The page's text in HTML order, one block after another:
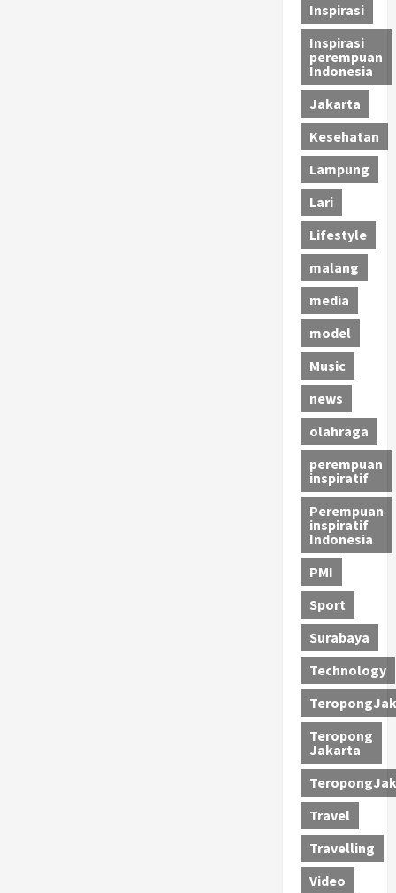
Inspirasi
Inspirasi
perempuan
Indonesia
Jakarta
Kesehatan
Lampung
Lari
Lifestyle
malang
media
model
Music
news
olahraga
perempuan
inspiratif
Perempuan
inspiratif
Indonesia
PMI
Sport
Surabaya
Technology
Teropong
Jakarta
Travel
Travelling
Video